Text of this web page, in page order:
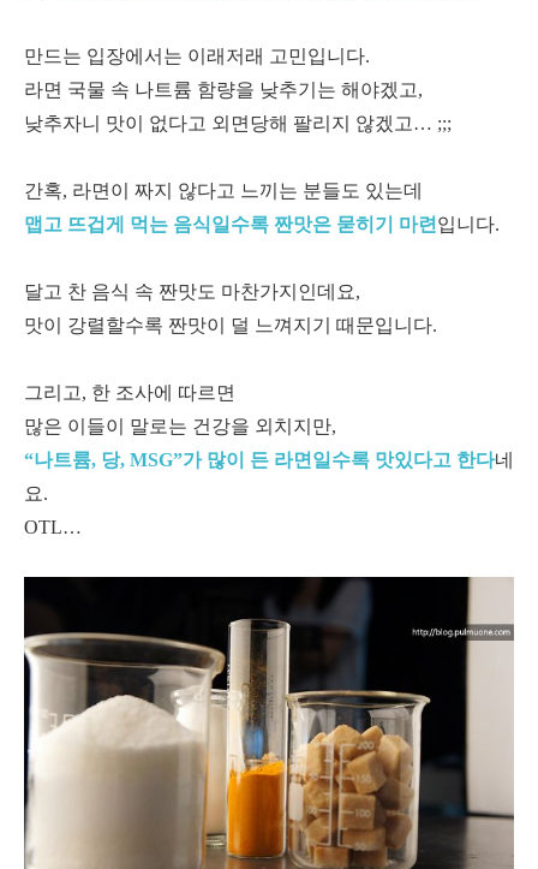
만드는 입장에서는 이래저래 고민입니다.
라면 국물 속 나트륨 함량을 낮추기는 해야겠고,
낮추자니 맛이 없다고 외면당해 팔리지 않겠고… ;;;
간혹, 라면이 짜지 않다고 느끼는 분들도 있는데
맵고 뜨겁게 먹는 음식일수록 짠맛은 묻히기 마련 입니다.
달고 찬 음식 속 짠맛도 마찬가지인데요,
맛이 강렬할수록 짠맛이 덜 느껴지기 때문입니다.
그리고, 한 조사에 따르면
많은 이들이 말로는 건강을 외치지만,
“나트륨, 당, MSG”가 많이 든 라면일수록 맛있다고 한다네
요.
OTL…